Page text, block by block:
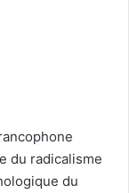
du radicalisme
du